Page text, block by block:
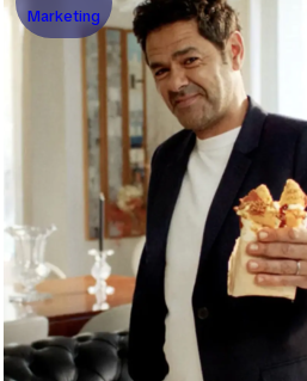
Marketing